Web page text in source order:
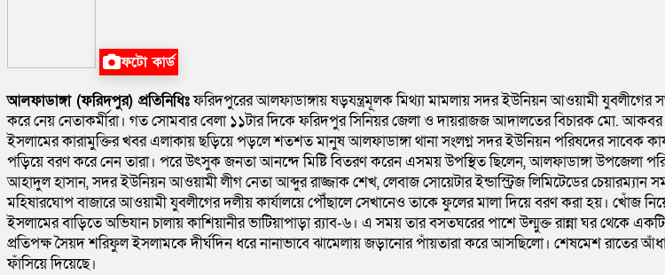
ফটো কার্ড
আলফাডাঙ্গা (ফরিদপুর) প্রতিনিধিঃফরিদপুরের আলফাডাঙ্গায় ষড়যন্ত্রমূলক মিথ্যা মামলায় সদর ইউনিয়ন আওয়ামী
করে নেয় নেতাকর্মীরা। গত সোমবার বেলা ১১টার দিকে ফরিদপুর সিনিয়র জেলা ও দায়রাজজ আদালতের বিচারক মো.
ইসলামের কারামুক্তির খবর এলাকায় ছড়িয়ে পড়লে শতশত মানুষ আলফাডাঙ্গা থানা সংলগ্ন সদর ইউনিয়ন পরিষদের সাবেক
পড়িয়ে বরণ করে নেন তারা। পরে উৎসুক জনতা আনন্দে মিষ্টি বিতরণ করেন এসময় উপস্থিত ছিলেন, আলফাডাঙ্গা উপজেলা
আহাদুল হাসান, সদর ইউনিয়ন আওয়ামী লীগ নেতা আব্দুর রাজ্জাক শেখ, লেবাজ সোয়েটার ইন্ডাস্ট্রিজ লিমিটেডের
মহিষারঘোপ বাজারে আওয়ামী যুবলীগের দলীয় কার্যালয়ে পৌঁছালে সেখানেও তাকে ফুলের মালা দিয়ে বরণ করা হয়। খোঁজ
ইসলামের বাড়িতে অভিযান চালায় কাশিয়ানীর ভাটিয়াপাড়া র‌্যাব-৬। এ সময় তার বসতঘরের পাশে উন্মুক্ত রান্না ঘর থেকে একটি
প্রতিপক্ষ সৈয়দ শরিফুল ইসলামকে দীর্ঘদিন ধরে নানাভাবে ঝামেলায় জড়ানোর পাঁয়তারা করে আসছিলো। শেষমেশ রাতের
ফাঁসিয়ে দিয়েছে।